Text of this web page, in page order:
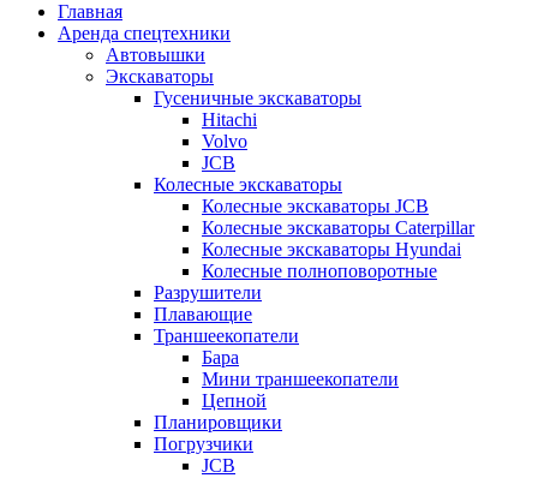
Главная
Аренда спецтехники
Автовышки
Экскаваторы
Гусеничные экскаваторы
Hitachi
Volvo
JCB
Колесные экскаваторы
Колесные экскаваторы JCB
Колесные экскаваторы Caterpillar
Колесные экскаваторы Hyundai
Колесные полноповоротные
Разрушители
Плавающие
Траншеекопатели
Бара
Мини траншеекопатели
Цепной
Планировщики
Погрузчики
JCB